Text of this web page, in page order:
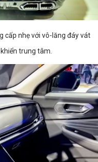
cấp nhẹ với vô-lăng đáy vát
trung tâm.